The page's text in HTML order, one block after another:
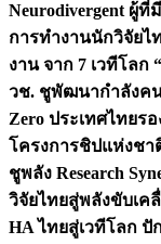
Neurodivergent ผู้
การทำงานนักวิจัยไ
งาน จาก 7 เวทีโล
วช. ชูพัฒนากำลังคน
Zero ประเทศไทยรอ
โครงการชิปแห่งชา
ชูพลัง Research
วิจัยไทยสู่พลังขับเค
HA ไทยสู่เวทีโลก